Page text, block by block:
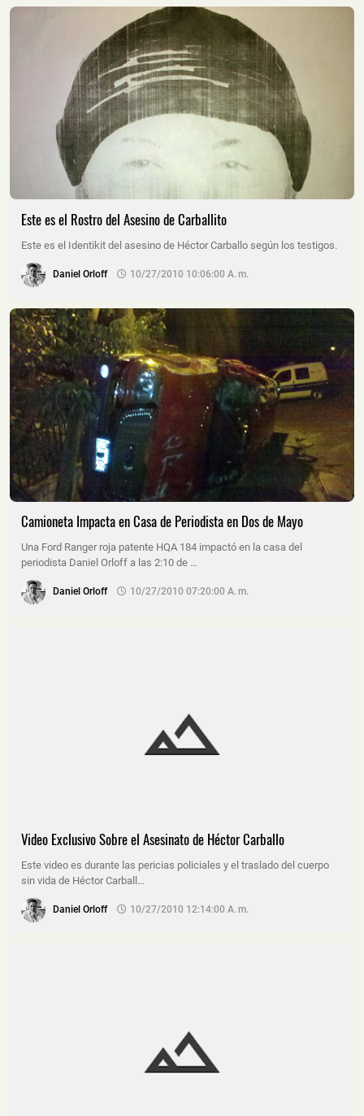
Este es el Rostro del Asesino de Carballito
Este es el Identikit del asesino de Héctor Carballo según los testigos.
Daniel Orloff 10/27/2010 10:06:00 A. M.
Camioneta Impacta en Casa de Periodista en Dos de Mayo
Una Ford Ranger roja patente HQA 184 impactó en la casa del
periodista Daniel Orloff a las 2:10 de …
Daniel Orloff 10/27/2010 07:20:00 A. M.
Video Exclusivo Sobre el Asesinato de Héctor Carballo
Este video es durante las pericias policiales y el traslado del cuerpo
sin vida de Héctor Carball…
Daniel Orloff 10/27/2010 12:14:00 A. M.